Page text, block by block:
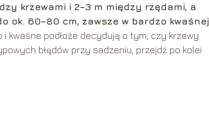
krzewami i 2–3 m między rzędami, a
ok. 60–80 cm, zawsze w bardzo kwaśnej
kwaśne podłoże decydują o tym, czy krzewy
błędów przy sadzeniu, przejdź po kolei